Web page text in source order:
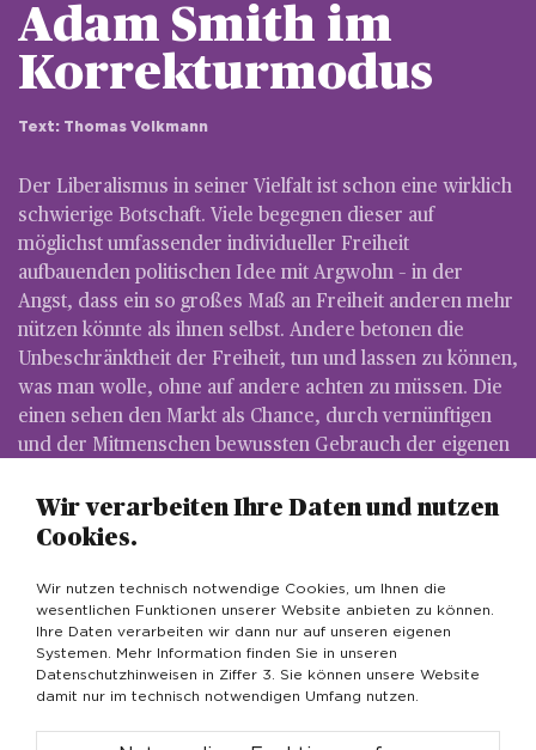
Adam Smith im
Korrekturmodus
Text: Thomas Volkmann
Der Liberalismus in seiner Vielfalt ist schon eine wirklich
schwierige Botschaft. Viele begegnen dieser auf
möglichst umfassender individueller Freiheit
aufbauenden politischen Idee mit Argwohn – in der
Angst, dass ein so großes Maß an Freiheit anderen mehr
nützen könnte als ihnen selbst. Andere betonen die
Unbeschränktheit der Freiheit, tun und lassen zu können,
was man wolle, ohne auf andere achten zu müssen. Die
einen sehen den Markt als Chance, durch vernünftigen
und der Mitmenschen bewussten Gebrauch der eigenen
Leben zu führen. Andere dagegen befürchten, von ihren
Wettbewerbern über den Tisch gezogen zu werden. Und
dazu nutzen.
Der Liberalismus ist ein in sich konkludentes und
kohärentes Denkmodell, das sich in vielerlei Richtungen
interpretieren lässt. Das ist systemimmanent, denn auch
Wir verarbeiten Ihre Daten und nutzen
Cookies.
Wir nutzen technisch notwendige Cookies, um Ihnen die
wesentlichen Funktionen unserer Website anbieten zu können.
Ihre Daten verarbeiten wir dann nur auf unseren eigenen
Systemen. Mehr Information finden Sie in unseren
Datenschutzhinweisen in Ziffer 3. Sie können unsere Website
damit nur im technisch notwendigen Umfang nutzen.